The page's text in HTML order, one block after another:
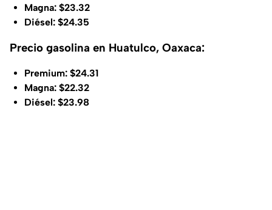
Magna: $23.32
Diésel: $24.35
Precio gasolina en Huatulco, Oaxaca:
Premium: $24.31
Magna: $22.32
Diésel: $23.98